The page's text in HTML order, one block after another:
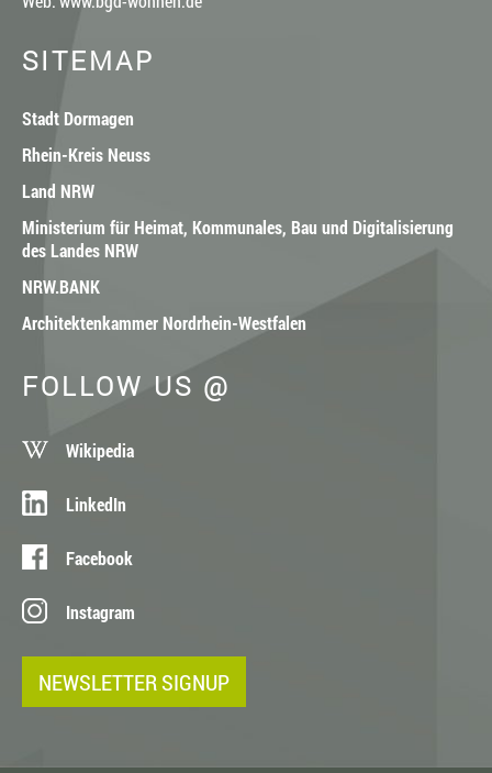
SITEMAP
Stadt Dormagen
Rhein-Kreis Neuss
Land NRW
Ministerium für Heimat, Kommunales, Bau und Digitalisierung
des Landes NRW
NRW.BANK
Architektenkammer Nordrhein-Westfalen
FOLLOW US @
Wikipedia
LinkedIn
Facebook
Instagram
NEWSLETTER SIGNUP